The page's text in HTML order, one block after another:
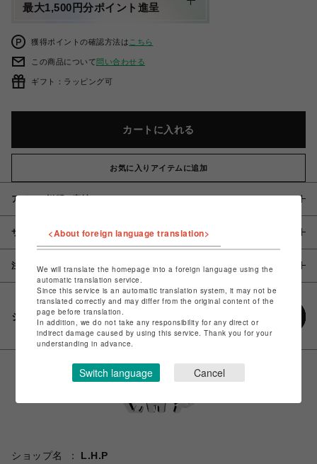
最大1,500円分ポイント進呈
獲得ポイントの確認方法は こちら
この商品について問い合わせる
ギフト：ラッピング可
カートに入れる
お気に入りアイテムに追加
アイテム説明 / 素材
サイズ
注意事項
シェアする
ショップ名
L.H.P
<About foreign language translation>
We will translate the homepage into a foreign language using the
automatic translation service.
Since this service is an automatic translation system, it may not be
translated correctly and may differ from the original content of the
page before translation.
In addition, we do not take any responsibility for any direct or
indirect damage caused by using this service. Thank you for your
understanding in advance.
Switch language Cancel